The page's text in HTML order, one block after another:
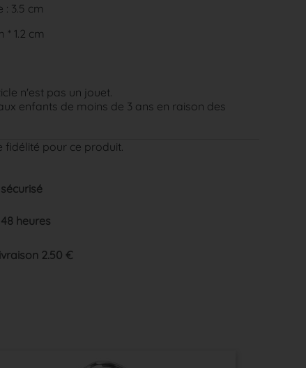
: 3.5 cm
* 1.2 cm
n'est pas un jouet.
enfants de moins de 3 ans en raison des
fidélité pour ce produit.
heures
2.50 €